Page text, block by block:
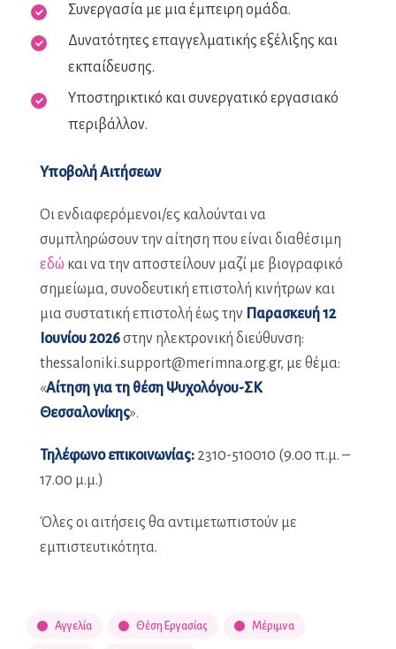
Συνεργασία με μια έμπειρη ομάδα.
Δυνατότητες επαγγελματικής εξέλιξης και
εκπαίδευσης.
Υποστηρικτικό και συνεργατικό εργασιακό
περιβάλλον.
Υποβολή Αιτήσεων
Οι ενδιαφερόμενοι/ες καλούνται να
συμπληρώσουν την αίτηση που είναι διαθέσιμη
εδώ και να την αποστείλουν μαζί με βιογραφικό
σημείωμα, συνοδευτική επιστολή κινήτρων και
μια συστατική επιστολή έως την Παρασκευή 12
Ιουνίου 2026στην ηλεκτρονική διεύθυνση:
thessaloniki.support@merimna.org.gr, με θέμα:
«Αίτηση για τη θέση Ψυχολόγου-ΣΚ
Θεσσαλονίκης».
Τηλέφωνο επικοινωνίας: 2310-510010 (9.00 π.μ. –
17.00 μ.μ.)
Όλες οι αιτήσεις θα αντιμετωπιστούν με
εμπιστευτικότητα.
Αγγελία Θέση Εργασίας Μέριμνα